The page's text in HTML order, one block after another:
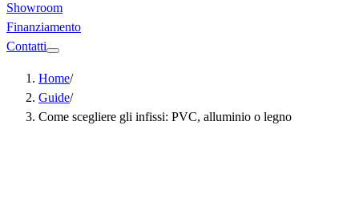
Showroom
Finanziamento
Contatti
Home/
Guide/
Come scegliere gli infissi: PVC, alluminio o legno